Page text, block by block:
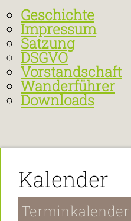
Geschichte
Impressum
Satzung
DSGVO
Vorstandschaft
Wanderführer
Downloads
Kalender
Terminkalender